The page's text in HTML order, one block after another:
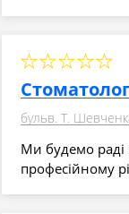
бульв. Т.
Ми будемо раді
професійному